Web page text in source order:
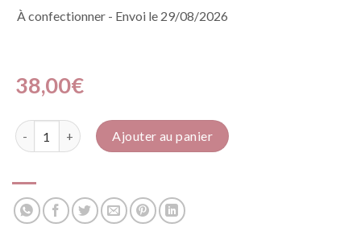
À confectionner - Envoi le 29/08/2026
38,00€
quantité de Prénom: Noir-OrAjouter au panier